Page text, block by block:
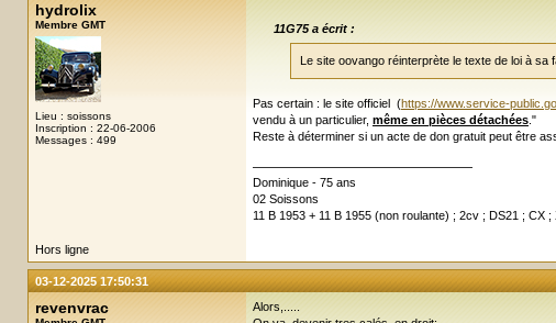
hydrolix
Membre GMT
Lieu : soissons
Inscription : 22-06-2006
Messages : 499
11G75 a écrit :
Le site oovango réinterprète le texte de loi à sa
Pas certain : le site officiel (https://www.service-
vendu à un particulier, même en pièces détachées ."
Reste à déterminer si un acte de don gratuit peut être
Dominique - 75 ans
02 Soissons
11 B 1953 + 11 B 1955 (non roulante) ; 2cv ; DS21 ; CX ;
Hors ligne
03-12-2025 17:50:31
revenvrac
Alors,.....